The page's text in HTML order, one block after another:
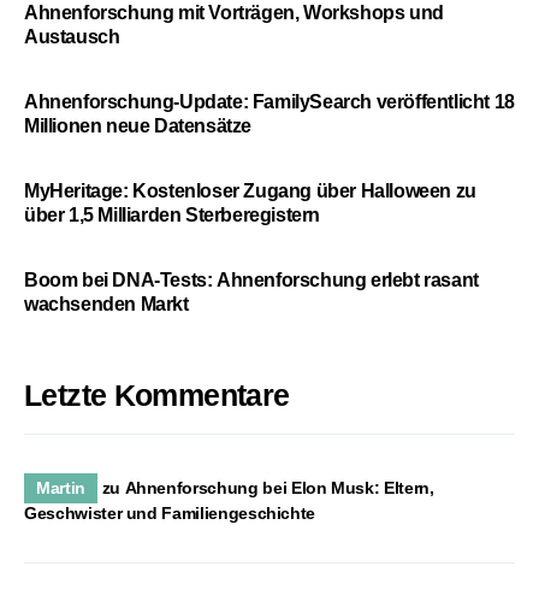
Ahnenforschung mit Vorträgen, Workshops und
Austausch
Ahnenforschung-Update: FamilySearch veröffentlicht 18
Millionen neue Datensätze
MyHeritage: Kostenloser Zugang über Halloween zu
über 1,5 Milliarden Sterberegistern
Boom bei DNA-Tests: Ahnenforschung erlebt rasant
wachsenden Markt
Letzte Kommentare
Martin zu Ahnenforschung bei Elon Musk: Eltern,
Geschwister und Familiengeschichte